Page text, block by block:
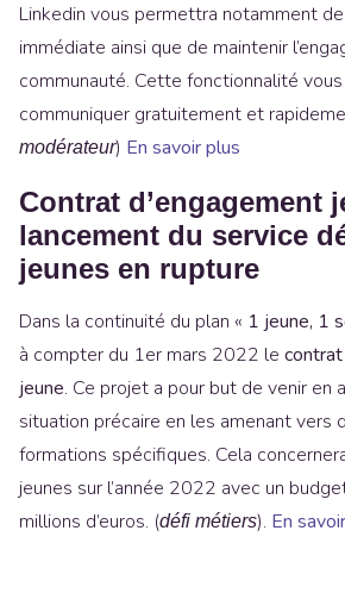
Linkedin vous permettra notamment
immédiate ainsi que de maintenir
communauté. Cette fonctionnalité
communiquer gratuitement et
modérateur) En savoir plus
Contrat d’engagement
lancement du service
jeunes en rupture
Dans la continuité du plan « 1 jeune, 1
à compter du 1er mars 2022 le contrat
jeune. Ce projet a pour but de venir en
situation précaire en les amenant vers
formations spécifiques. Cela
jeunes sur l’année 2022 avec un
millions d’euros. (défi métiers). En